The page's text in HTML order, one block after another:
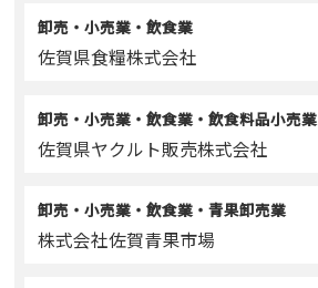
卸売・小売業・飲食業
佐賀県食糧株式会社
卸売・小売業・飲食業・飲食料品小売業
佐賀県ヤクルト販売株式会社
卸売・小売業・飲食業・青果卸売業
株式会社佐賀青果市場